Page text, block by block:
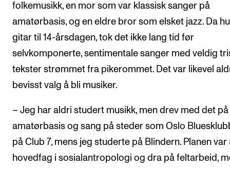
folkemusikk, en mor som var klassisk sanger på
amatørbasis, og en eldre bror som elsket jazz. Da
gitar til 14-årsdagen, tok det ikke lang tid før
selvkomponerte, sentimentale sanger med veldig
tekster strømmet fra pikerommet. Det var likevel
bevisst valg å bli musiker.
– Jeg har aldri studert musikk, men drev med det på
amatørbasis og sang på steder som Oslo
på Club 7, mens jeg studerte på Blindern. Planen var
hovedfag i sosialantropologi og dra på feltarbeid,